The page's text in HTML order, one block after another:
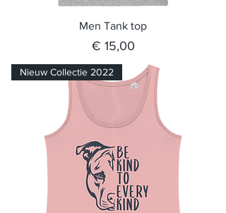
Men Tank top
Prijs
€ 15,00
Nieuw Collectie 2022